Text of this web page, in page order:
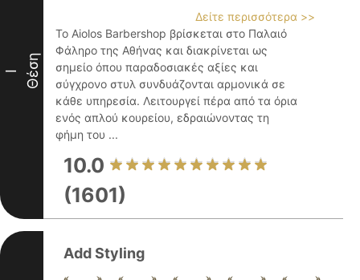
I Θέση
Δείτε περισσότερα >>
Το Aiolos Barbershop βρίσκεται στο Παλαιό
Φάληρο της Αθήνας και διακρίνεται ως
σημείο όπου παραδοσιακές αξίες και
σύγχρονο στυλ συνδυάζονται αρμονικά σε
κάθε υπηρεσία. Λειτουργεί πέρα από τα όρια
ενός απλού κουρείου, εδραιώνοντας τη
φήμη του ...
10.0
(1601)
Add Styling